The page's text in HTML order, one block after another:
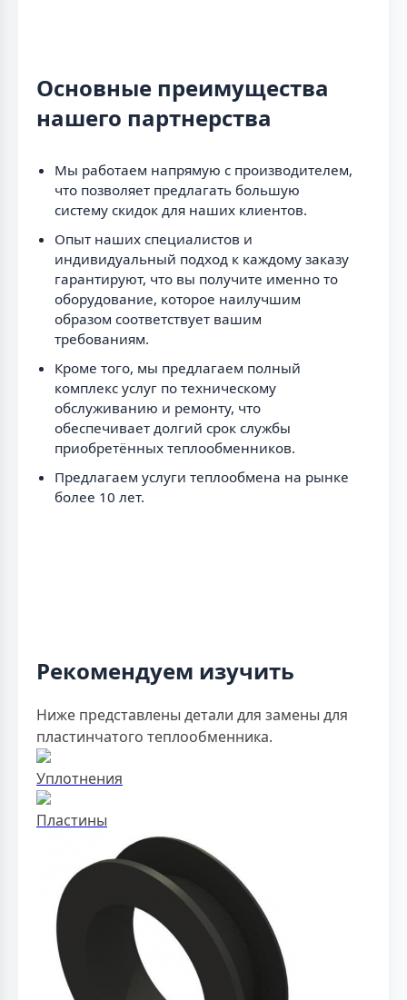
Основные преимущества
нашего партнерства
Мы работаем напрямую с производителем,
что позволяет предлагать большую
систему скидок для наших клиентов.
Опыт наших специалистов и
индивидуальный подход к каждому заказу
гарантируют, что вы получите именно то
оборудование, которое наилучшим
образом соответствует вашим
требованиям.
Кроме того, мы предлагаем полный
комплекс услуг по техническому
обслуживанию и ремонту, что
обеспечивает долгий срок службы
приобретённых теплообменников.
Предлагаем услуги теплообмена на рынке
более 10 лет.
Рекомендуем изучить
Ниже представлены детали для замены для
пластинчатого теплообменника.
Уплотнения
Пластины